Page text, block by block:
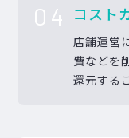
04 コスト
店舗運営
費などを
還元する